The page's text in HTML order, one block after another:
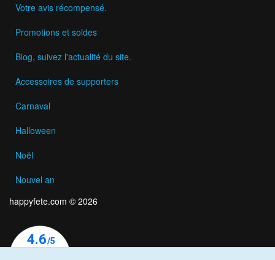
Votre avis récompensé.
Promotions et soldes
Blog, suivez l'actualité du site.
Accessoires de supporters
Carnaval
Halloween
Noël
Nouvel an
happyfete.com © 2026